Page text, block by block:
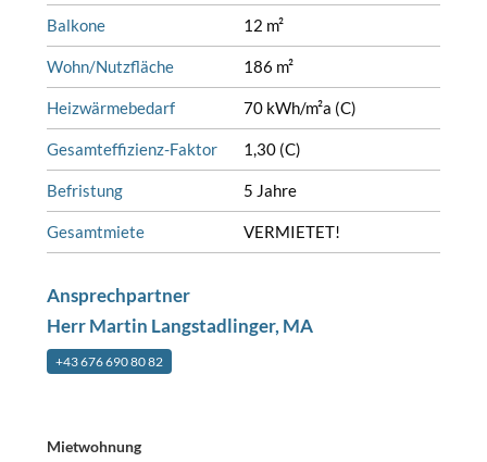
Balkone 12 m²
Wohn/Nutzfläche 186 m²
Heizwärmebedarf 70 kWh/m²a (C)
Gesamteffizienz-Faktor 1,30 (C)
Befristung 5 Jahre
Gesamtmiete VERMIETET!
Ansprechpartner
Herr Martin Langstadlinger, MA
+43 676 690 80 82
Mietwohnung